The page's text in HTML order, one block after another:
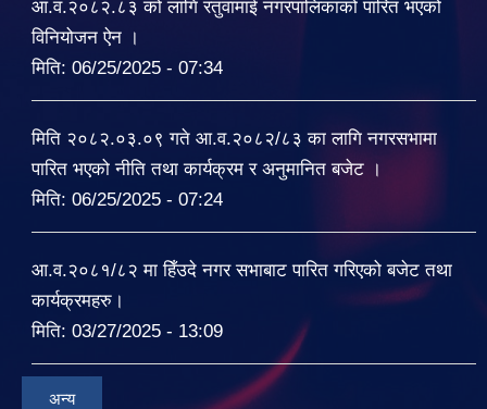
आ.व.२०८२.८३ को लागि रतुवामाई नगरपालिकाको पारित भएको
विनियोजन ऐन ।
मिति: 06/25/2025 - 07:34
मिति २०८२.०३.०९ गते आ.व.२०८२/८३ का लागि नगरसभामा
पारित भएको नीति तथा कार्यक्रम र अनुमानित बजेट ।
मिति: 06/25/2025 - 07:24
आ.व.२०८१/८२ मा हिँउदे नगर सभाबाट पारित गरिएको बजेट तथा
कार्यक्रमहरु।
मिति: 03/27/2025 - 13:09
अन्य